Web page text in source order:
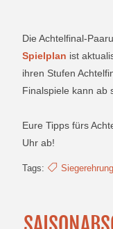
Die Achtelfinal-
Spielplan ist
ihren Stufen
Finalspiele kann ab
Eure Tipps fürs
Uhr ab!
Tags: Siegerehrung